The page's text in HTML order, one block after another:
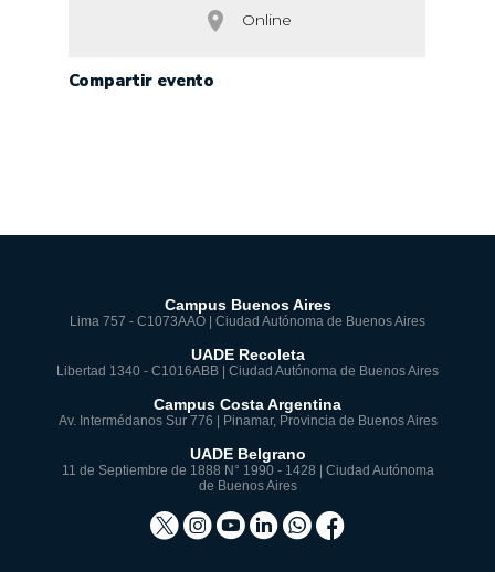
room Online
Compartir evento
Campus Buenos Aires
Lima 757 - C1073AAO | Ciudad Autónoma de Buenos Aires
UADE Recoleta
Libertad 1340 - C1016ABB | Ciudad Autónoma de Buenos Aires
Campus Costa Argentina
Av. Intermédanos Sur 776 | Pinamar, Provincia de Buenos Aires
UADE Belgrano
11 de Septiembre de 1888 N° 1990 - 1428 | Ciudad Autónoma
de Buenos Aires